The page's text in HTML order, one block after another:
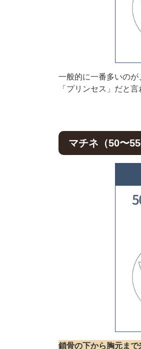
一般的に一番多いのが
「プリンセス」だと言
マチネ（50〜
鎖骨の下から胸元まで